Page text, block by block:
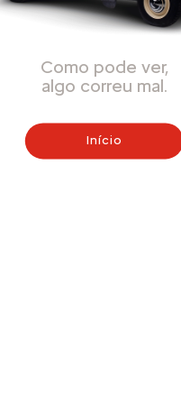
Como pode ver,
algo correu mal.
Início